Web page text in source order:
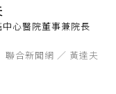
心醫院董事兼院長
聯合新聞網 ／ 黃達夫